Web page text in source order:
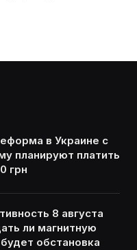
в Украине с
планируют платить
грн
8 августа
ли магнитную
обстановка